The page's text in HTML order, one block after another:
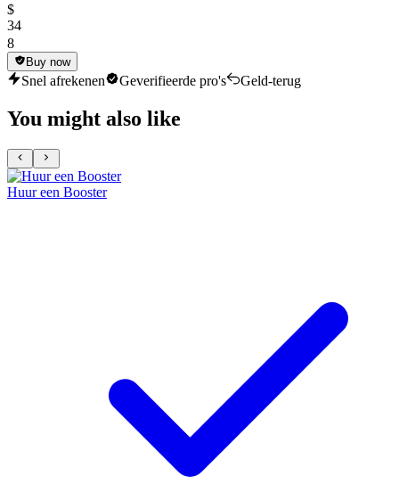
$
34
8
Buy now
Snel afrekenen Geverifieerde pro's Geld-terug
You might also like
Huur een Booster